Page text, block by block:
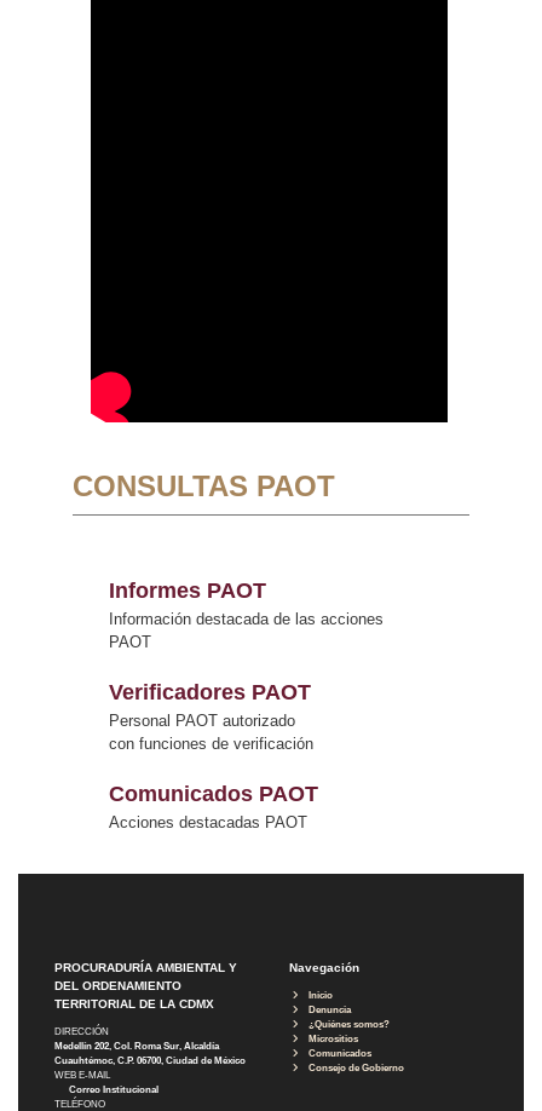
CONSULTAS PAOT
Informes PAOT
Información destacada de las acciones
PAOT
Verificadores PAOT
Personal PAOT autorizado
con funciones de verificación
Comunicados PAOT
Acciones destacadas PAOT
PROCURADURÍA AMBIENTAL Y
DEL ORDENAMIENTO
TERRITORIAL DE LA CDMX
DIRECCIÓN
Medellín 202, Col. Roma Sur, Alcaldía
Cuauhtémoc, C.P. 06700, Ciudad de México
WEB E-MAIL
Correo Institucional
TELÉFONO
Navegación
Inicio
Denuncia
¿Quiénes somos?
Micrositios
Comunicados
Consejo de Gobierno